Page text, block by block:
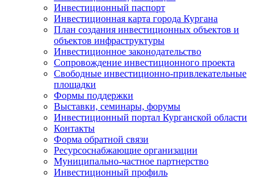
Инвестиционный паспорт
Инвестиционная карта города Кургана
План создания инвестиционных объектов и
объектов инфраструктуры
Инвестиционное законодательство
Сопровождение инвестиционного проекта
Свободные инвестиционно-привлекательные
площадки
Формы поддержки
Выставки, семинары, форумы
Инвестиционный портал Курганской области
Контакты
Форма обратной связи
Ресурсоснабжающие организации
Муниципально-частное партнерство
Инвестиционный профиль